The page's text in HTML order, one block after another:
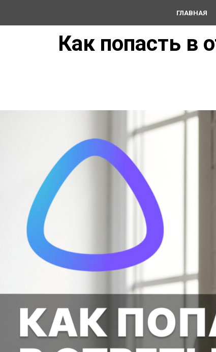
ГЛАВНАЯ
Как попасть в